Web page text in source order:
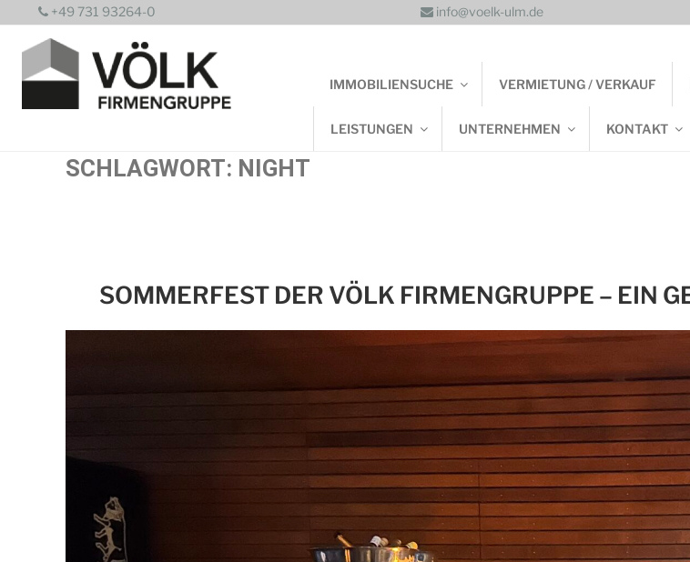
Inhalt
springen
+49 731 93264-0 info@voelk-ulm.de
IMMOBILIENSUCHE VERMIETUNG / VERKAUF
LEISTUNGEN UNTERNEHMEN KONTAKT
SCHLAGWORT: NIGHT
SOMMERFEST DER VÖLK FIRMENGRUPPE – EIN